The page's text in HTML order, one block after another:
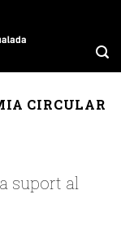
CIRCULAR
suport al